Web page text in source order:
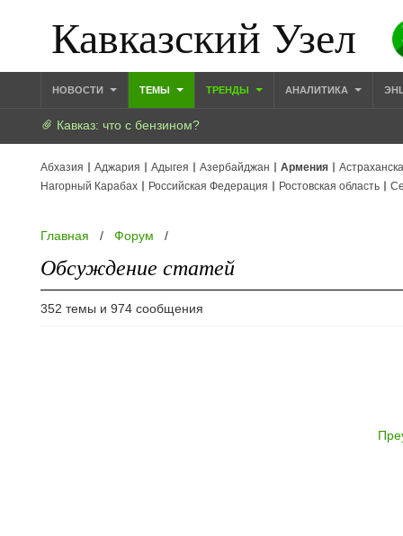
Кавказский Узел
НОВОСТИ ТЕМЫ ТРЕНДЫ АНАЛИТИКА
Кавказ: что с бензином?
Абхазия Аджария Адыгея Азербайджан Армения
Нагорный Карабах
Российская Федерация Ростовская область
Главная / Форум /
Обсуждение статей
352 темы и 974 сообщения